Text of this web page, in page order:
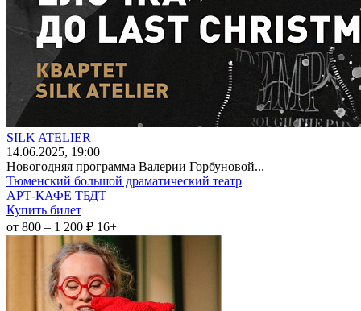
SILK ATELIER
14.06.2025, 19:00
Новогодняя программа Валерии Горбуновой...
Тюменский большой драматический театр
АРТ-КАФЕ ТБДТ
Купить билет
от 800 – 1 200 ₽ 16+